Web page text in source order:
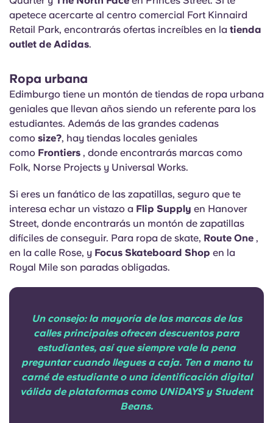
apetece acercarte al centro comercial Fort Kinnaird
Retail Park, encontrarás ofertas increíbles en la tienda
outlet de Adidas.
Ropa urbana
Edimburgo tiene un montón de tiendas de ropa urbana
geniales que llevan años siendo un referente para los
estudiantes. Además de las grandes cadenas
como size?, hay tiendas locales geniales
como Frontiers , donde encontrarás marcas como
Folk, Norse Projects y Universal Works.
Si eres un fanático de las zapatillas, seguro que te
interesa echar un vistazo a Flip Supply en Hanover
Street, donde encontrarás un montón de zapatillas
difíciles de conseguir. Para ropa de skate, Route One ,
en la calle Rose, y Focus Skateboard Shop en la
Royal Mile son paradas obligadas.
Un consejo: la mayoría de las marcas de las
calles principales ofrecen descuentos para
estudiantes, así que siempre vale la pena
preguntar cuando llegues a caja. Ten a mano tu
carné de estudiante o una identificación digital
válida de plataformas como UNiDAYS y Student
Beans.